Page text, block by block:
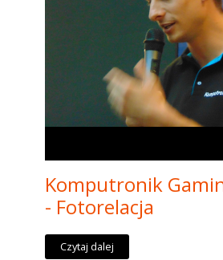
Komputronik
- Fotorelacja
Czytaj dalej